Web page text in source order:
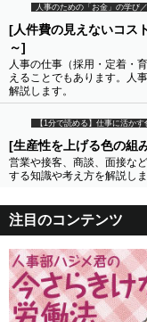
人事のための「お金」の学び
[人件費の見えないコス
～]
人事の仕事（採用・定着・
えることでもあります。人
解説します。
【1分で読める】仕事に活か
[生産性を上げる色の組
営業や接客、商談、面接な
する知識や考え方を解説しま
注目のコンテンツ